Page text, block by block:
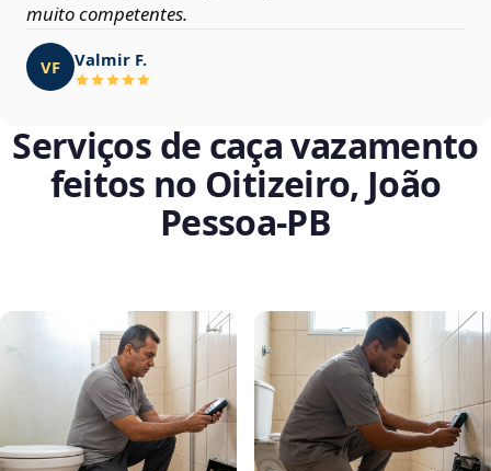
muito competentes.
VF Valmir F.
Serviços de caça vazamento
feitos no Oitizeiro, João
Pessoa‑PB